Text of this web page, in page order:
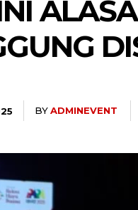
BYADMINEVENT